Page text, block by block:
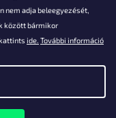
nem adja beleegyezését,
között bármikor
ide. További információ